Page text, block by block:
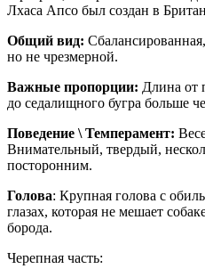
Лхаса Апсо был создан в
Общий вид:
но не чрезмерной.
Важные пропорции: Длина от
до седалищного бугра больше
Поведение \ Темперамент:
Внимательный, твердый,
посторонним.
Голова: Крупная голова с
глазах, которая не мешает
борода.
Черепная часть: